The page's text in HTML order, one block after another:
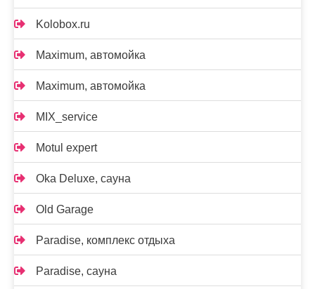
Kolobox.ru
Maximum, автомойка
Maximum, автомойка
MIX_service
Motul expert
Oka Deluxe, сауна
Old Garage
Paradise, комплекс отдыха
Paradise, сауна